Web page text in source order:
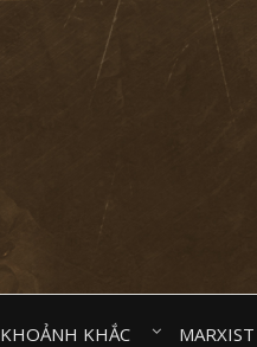
KHOẢNH KHẮC⠀
MARXIST⠀